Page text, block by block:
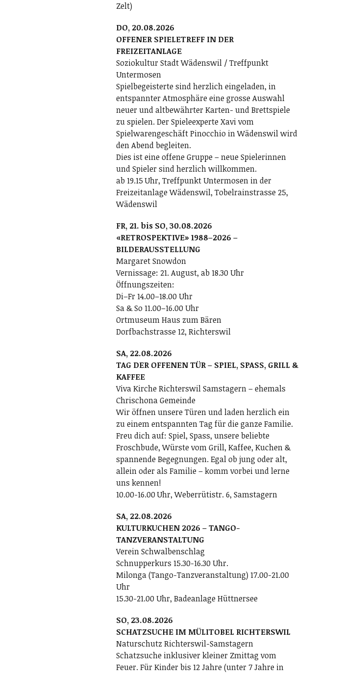
Zelt)
DO, 20.08.2026
OFFENER SPIELETREFF IN DER
FREIZEITANLAGE
Soziokultur Stadt Wädenswil / Treffpunkt
Untermosen
Spielbegeisterte sind herzlich eingeladen, in
entspannter Atmosphäre eine grosse Auswahl
neuer und altbewährter Karten- und Brettspiele
zu spielen. Der Spieleexperte Xavi vom
Spielwarengeschäft Pinocchio in Wädenswil wird
den Abend begleiten.
Dies ist eine offene Gruppe – neue Spielerinnen
und Spieler sind herzlich willkommen.
ab 19.15 Uhr, Treffpunkt Untermosen in der
Freizeitanlage Wädenswil, Tobelrainstrasse 25,
Wädenswil
FR, 21. bis SO, 30.08.2026
«RETROSPEKTIVE» 1988–2026 –
BILDERAUSSTELLUNG
Margaret Snowdon
Vernissage: 21. August, ab 18.30 Uhr
Öffnungszeiten:
Di–Fr 14.00–18.00 Uhr
Sa & So 11.00–16.00 Uhr
Ortmuseum Haus zum Bären
Dorfbachstrasse 12, Richterswil
SA, 22.08.2026
TAG DER OFFENEN TÜR – SPIEL, SPASS, GRILL &
KAFFEE
Viva Kirche Richterswil Samstagern – ehemals
Chrischona Gemeinde
Wir öffnen unsere Türen und laden herzlich ein
zu einem entspannten Tag für die ganze Familie.
Freu dich auf: Spiel, Spass, unsere beliebte
Froschbude, Würste vom Grill, Kaffee, Kuchen &
spannende Begegnungen. Egal ob jung oder alt,
allein oder als Familie – komm vorbei und lerne
uns kennen!
10.00-16.00 Uhr, Weberrütistr. 6, Samstagern
SA, 22.08.2026
KULTURKUCHEN 2026 – TANGO-
TANZVERANSTALTUNG
Verein Schwalbenschlag
Schnupperkurs 15.30-16.30 Uhr.
Milonga (Tango-Tanzveranstaltung) 17.00-21.00
Uhr
15.30-21.00 Uhr, Badeanlage Hüttnersee
SO, 23.08.2026
SCHATZSUCHE IM MÜLITOBEL RICHTERSWIL
Naturschutz Richterswil-Samstagern
Schatzsuche inklusiver kleiner Zmittag vom
Feuer. Für Kinder bis 12 Jahre (unter 7 Jahre in